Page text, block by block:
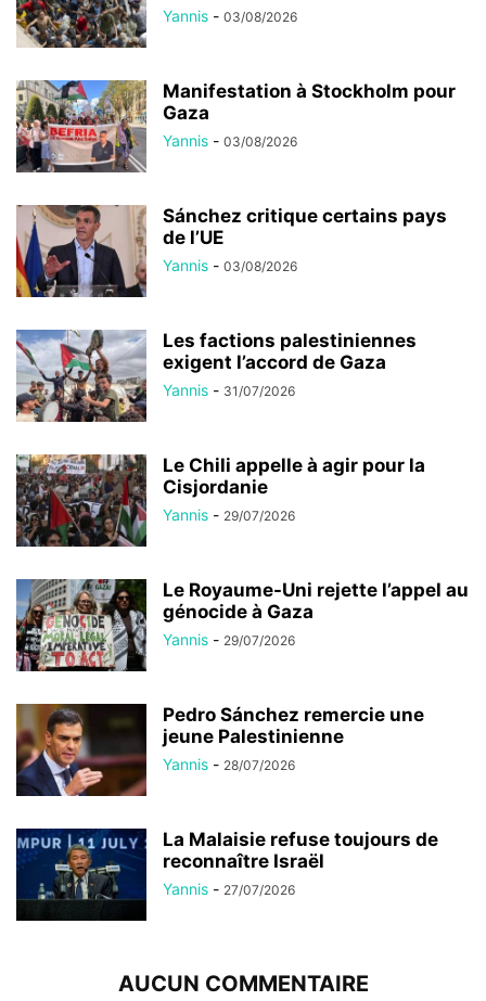
Yannis - 03/08/2026
Manifestation à Stockholm pour
Gaza
Yannis - 03/08/2026
Sánchez critique certains pays
de l’UE
Yannis - 03/08/2026
Les factions palestiniennes
exigent l’accord de Gaza
Yannis - 31/07/2026
Le Chili appelle à agir pour la
Cisjordanie
Yannis - 29/07/2026
Le Royaume-Uni rejette l’appel au
génocide à Gaza
Yannis - 29/07/2026
Pedro Sánchez remercie une
jeune Palestinienne
Yannis - 28/07/2026
La Malaisie refuse toujours de
reconnaître Israël
Yannis - 27/07/2026
AUCUN COMMENTAIRE